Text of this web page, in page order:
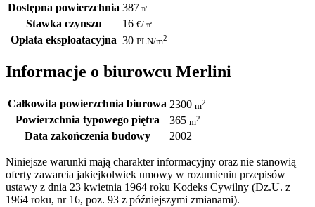
Dostępna powierzchnia 387㎡
Stawka czynszu 16 €/㎡
Opłata eksploatacyjna 30 PLN/m2
Informacje o biurowcu Merlini
Całkowita powierzchnia biurowa 2300 m2
Powierzchnia typowego piętra 365 m2
Data zakończenia budowy 2002
Niniejsze warunki mają charakter informacyjny oraz nie stanowią
oferty zawarcia jakiejkolwiek umowy w rozumieniu przepisów
ustawy z dnia 23 kwietnia 1964 roku Kodeks Cywilny (Dz.U. z
1964 roku, nr 16, poz. 93 z późniejszymi zmianami).